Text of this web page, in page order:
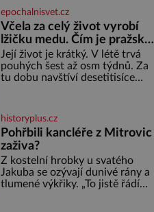
mzdová účetní a konec měsíce
je pro mě vždy velice psychicky
náročným obdobím. Od té
chvíle, co máme vnoučata, mi
dcera čím dál častěji volá o
pomoc, co se hlídání týče. Dalo
by se
epochalnisvet.cz
Včela za celý život vyrobí
lžičku medu. Čím je pražský
med ze střech tak ceněný?
Její život je krátký. V létě trvá
pouhých šest až osm týdnů. Za
tu dobu navštíví desetitisíce
medu – zhruba jednu čajovou
lžičku. Sama o sobě se může
zdát bezvýznamná. Teprve když
se spojí s dalšími desítkami tisíc
příslušnic svého včelstva,
vznikne jeden z
nejdokonalejších organismů
historyplus.cz
Pohřbili kancléře z Mitrovic
zaživa?
Z kostelní hrobky u svatého
Jakuba se ozývají dunivé rány a
tlumené výkřiky. „To jistě řádí